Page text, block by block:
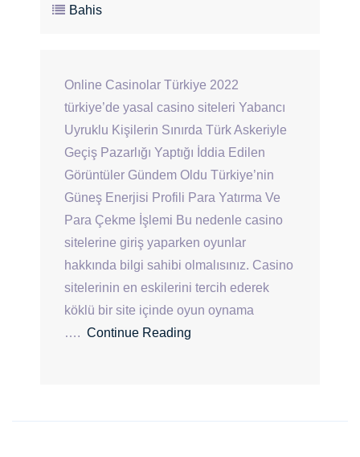
Bahis
Online Casinolar Türkiye 2022
türkiye’de yasal casino siteleri Yabancı
Uyruklu Kişilerin Sınırda Türk Askeriyle
Geçiş Pazarlığı Yaptığı İddia Edilen
Görüntüler Gündem Oldu Türkiye’nin
Güneş Enerjisi Profili Para Yatırma Ve
Para Çekme İşlemi Bu nedenle casino
sitelerine giriş yaparken oyunlar
hakkında bilgi sahibi olmalısınız. Casino
sitelerinin en eskilerini tercih ederek
köklü bir site içinde oyun oynama
…. Continue Reading